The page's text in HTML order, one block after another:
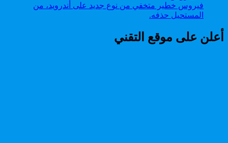
فيروس خطير متخفي من نوع جديد على أندرويد، من
المستحيل حذفه.
أعلن على موقع التقني